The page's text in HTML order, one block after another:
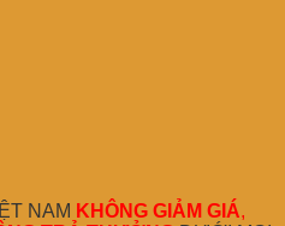
NAM KHÔNG GIẢM GIÁ,